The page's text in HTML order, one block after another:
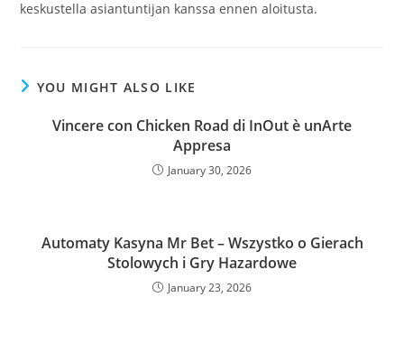
keskustella asiantuntijan kanssa ennen aloitusta.
YOU MIGHT ALSO LIKE
Vincere con Chicken Road di InOut è unArte
Appresa
January 30, 2026
Automaty Kasyna Mr Bet – Wszystko o Gierach
Stolowych i Gry Hazardowe
January 23, 2026